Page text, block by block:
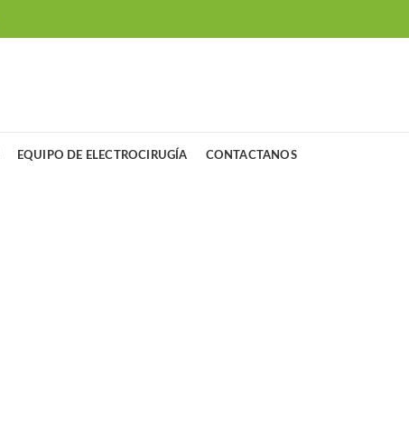
EQUIPO DE ELECTROCIRUGÍA CONTACTANOS